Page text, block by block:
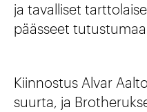
ja tavalliset
päässeet
Kiinnostus Alvar
suurta, ja